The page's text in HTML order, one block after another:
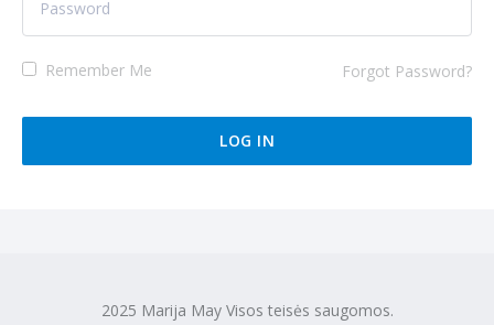
Remember Me Forgot Password?
2025 Marija May Visos teisės saugomos.